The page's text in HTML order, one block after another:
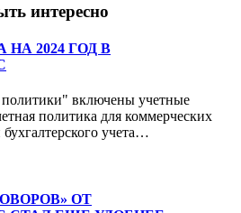
интересно
2024 ГОД В
включены учетные
политика для коммерческих
учета…
ОТ